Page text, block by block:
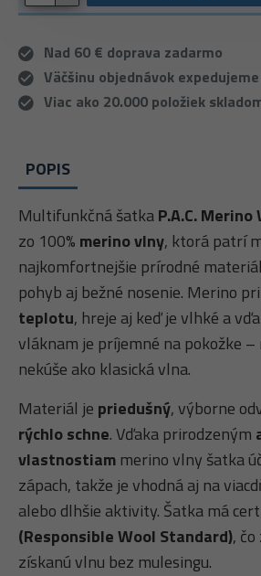
Nad 60 € doprava zadarmo
Väčšinu objednávok
Viac ako 20.000 položiek
POPIS
Multifunkčná šatkaP.A.C. Merino
zo 100% merino vlny, ktorá patrí
najkomfortnejšie prírodné
pohyb aj bežné nosenie. Merino
teplotu, hreje aj keď je vlhké a
vláknam je príjemné na pokožke –
nekúše ako klasická vlna.
Materiál je priedušný, výborne
rýchlo schne. Vďaka prirodzeným
vlastnostiammerino vlny šatka
zápach, takže je vhodná aj na
alebo dlhšie aktivity. Šatka má
(Responsible Wool Standard),
získanú vlnu bez mulesingu.